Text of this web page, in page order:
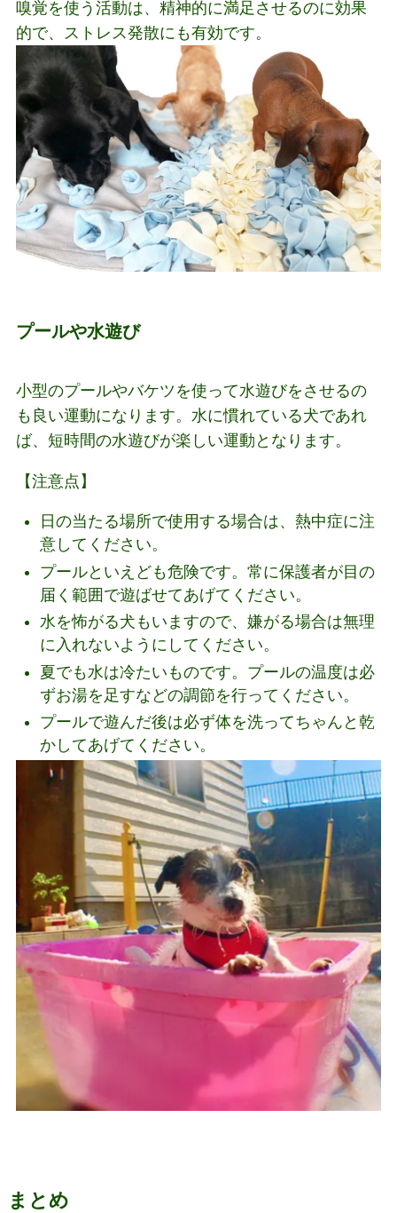
嗅覚を使う活動は、精神的に満足させるのに効果
的で、ストレス発散にも有効です。
プールや水遊び
小型のプールやバケツを使って水遊びをさせるの
も良い運動になります。水に慣れている犬であれ
ば、短時間の水遊びが楽しい運動となります。
【注意点】
日の当たる場所で使用する場合は、熱中症に注
意してください。
プールといえども危険です。常に保護者が目の
届く範囲で遊ばせてあげてください。
水を怖がる犬もいますので、嫌がる場合は無理
に入れないようにしてください。
夏でも水は冷たいものです。プールの温度は必
ずお湯を足すなどの調節を行ってください。
プールで遊んだ後は必ず体を洗ってちゃんと乾
かしてあげてください。
まとめ